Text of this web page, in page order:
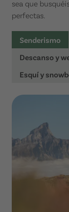
sea que
perfectas.
Senderismo
Descanso y
Esquí y